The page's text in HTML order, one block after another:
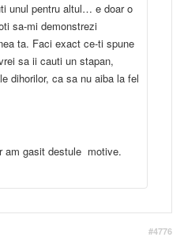
unul pentru altul… e doar o
sa-mi demonstrezi
ta. Faci exact ce-ti spune
sa ii cauti un stapan,
dihorilor, ca sa nu aiba la fel
am gasit destule motive.
#4776